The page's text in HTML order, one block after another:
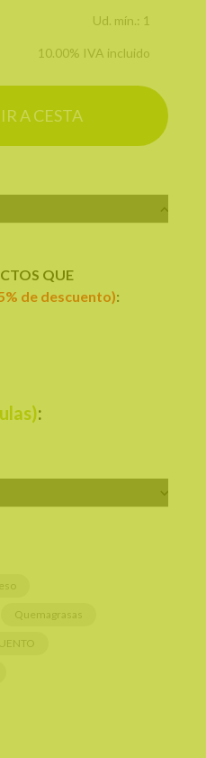
Ud. mín.: 1
10.00% IVA incluido
A CESTA
QUE
de descuento):
:
Quemagrasas